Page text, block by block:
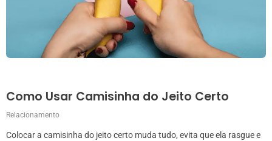
Como Usar Camisinha do Jeito Certo
Relacionamento
Colocar a camisinha do jeito certo muda tudo, evita que ela rasgue e